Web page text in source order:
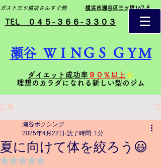
TEL ０４５-３６６-３３０３
ガスト三ツ境店さんすぐ側 横浜市瀬谷区三ツ境162-8
瀬谷 ＷＩＮＧＳ ＧＹＭ
ダイエット成功率 ９０％以上 ★
理想のカラダになれる新しい型のジム
記事
夏に向けて体を絞ろう😃
瀬谷ボクシング
2025年4月22日 読了時間: 1分
5つ星のうちNaNと評価されています。